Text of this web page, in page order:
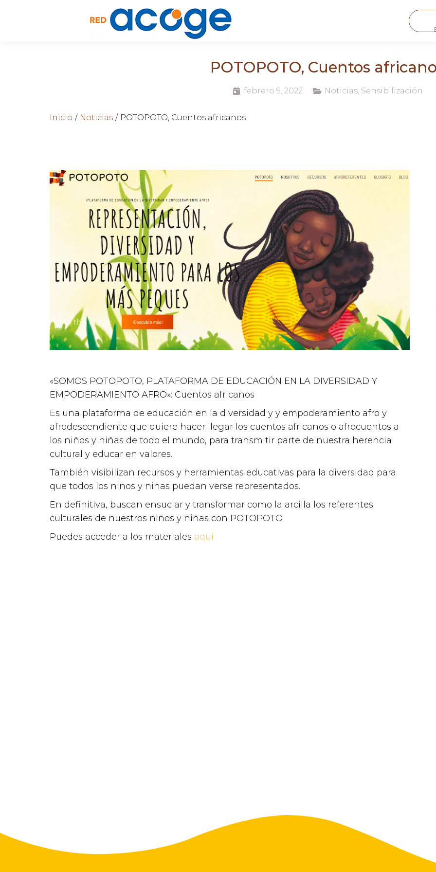
POTOPOTO, Cuentos
febrero 9, 2022 Noticias, Sensibilización
Estás aquí:
Inicio Noticias POTOPOTO, Cuentos africanos
In this article:
«SOMOS POTOPOTO, PLATAFORMA DE EDUCACIÓN EN LA DIVERSIDAD Y
EMPODERAMIENTO AFRO»: Cuentos africanos
Es una plataforma de educación en la diversidad y y empoderamiento afro y
afrodescendiente que quiere hacer llegar los cuentos africanos o afrocuentos a
los niños y niñas de todo el mundo, para transmitir parte de nuestra herencia
cultural y educar en valores.
También visibilizan recursos y herramientas educativas para la diversidad para
que todos los niños y niñas puedan verse representados.
En definitiva, buscan ensuciar y transformar como la arcilla los referentes
culturales de nuestros niños y niñas con POTOPOTO
Puedes acceder a los materiales aquí
Atención a víctimas en
el proyecto Igualdad
de Trato de Red Acoge
Servicio de Atención y
Orientación a víctimas
o étnica